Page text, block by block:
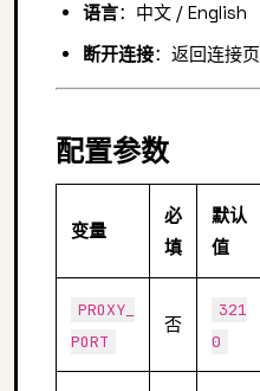
语言：中文 / English
断开连接：返回连接页
配置参数
变量
必
填
默认
值
PROXY_
PORT
否
321
0